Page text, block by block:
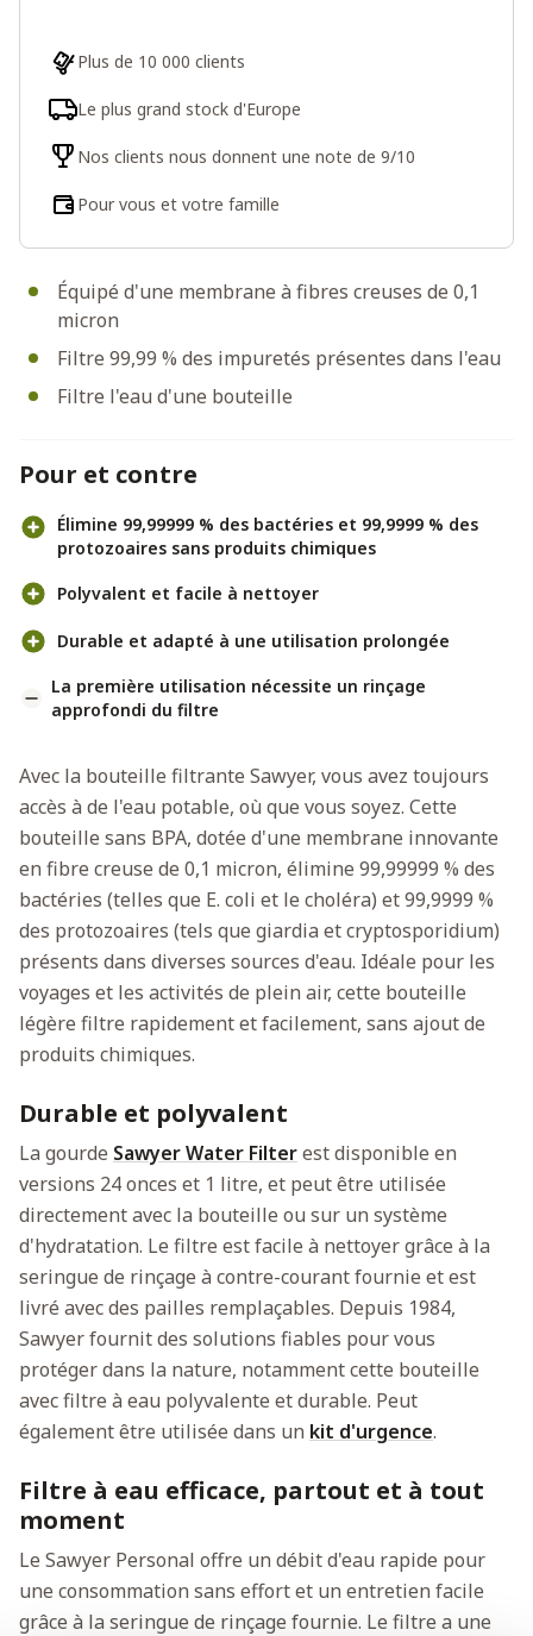
Équipé d'une membrane à fibres creuses de 0,1
micron
Filtre 99,99 % des impuretés présentes dans l'eau
Filtre l'eau d'une bouteille
Plus de 10 000 clients
Le plus grand stock d'Europe
Nos clients nous donnent une note de 9/10
Pour vous et votre famille
Pour et contre
Élimine 99,99999 % des bactéries et 99,9999 % des
protozoaires sans produits chimiques
Polyvalent et facile à nettoyer
Durable et adapté à une utilisation prolongée
La première utilisation nécessite un rinçage
approfondi du filtre
Avec la bouteille filtrante Sawyer, vous avez toujours
accès à de l'eau potable, où que vous soyez. Cette
bouteille sans BPA, dotée d'une membrane innovante
en fibre creuse de 0,1 micron, élimine 99,99999 % des
bactéries (telles que E. coli et le choléra) et 99,9999 %
des protozoaires (tels que giardia et cryptosporidium)
présents dans diverses sources d'eau. Idéale pour les
voyages et les activités de plein air, cette bouteille
légère filtre rapidement et facilement, sans ajout de
produits chimiques.
Durable et polyvalent
La gourde Sawyer Water Filterest disponible en
versions 24 onces et 1 litre, et peut être utilisée
directement avec la bouteille ou sur un système
d'hydratation. Le filtre est facile à nettoyer grâce à la
seringue de rinçage à contre-courant fournie et est
livré avec des pailles remplaçables. Depuis 1984,
Sawyer fournit des solutions fiables pour vous
protéger dans la nature, notamment cette bouteille
avec filtre à eau polyvalente et durable. Peut
également être utilisée dans un kit d'urgence.
Filtre à eau efficace, partout et à tout
moment
Le Sawyer Personal offre un débit d'eau rapide pour
une consommation sans effort et un entretien facile
grâce à la seringue de rinçage fournie. Le filtre a une